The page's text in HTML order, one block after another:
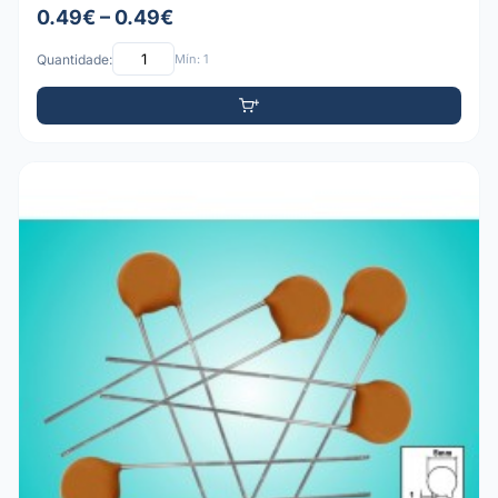
0.49€ – 0.49€
Quantidade: Mín: 1